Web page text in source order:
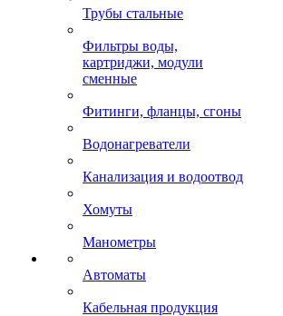
Трубы стальные
Фильтры воды,
картриджи, модули
сменные
Фитинги, фланцы, сгоны
Водонагреватели
Канализация и водоотвод
Хомуты
Манометры
Автоматы
Кабельная продукция